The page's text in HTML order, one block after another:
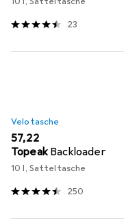
23
Velotasche
EUR
57,22
Topeak Backloader
10 l, Satteltasche
250